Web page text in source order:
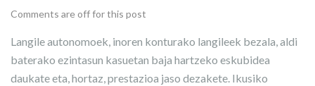
Comments are off for this post
Langile autonomoek, inoren konturako langileek bezala, aldi
baterako ezintasun kasuetan baja hartzeko eskubidea
daukate eta, hortaz, prestazioa jaso dezakete. Ikusiko